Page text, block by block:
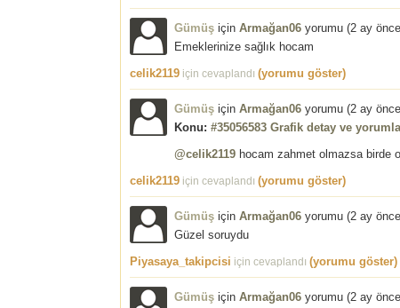
Gümüş için Armağan06 yorumu (2 ay önce
Emeklerinize sağlık hocam
celik2119 için cevaplandı (yorumu göster)
Gümüş için Armağan06 yorumu (2 ay önce
Konu: #35056583 Grafik detay ve
@celik2119 hocam zahmet olmazsa birde
celik2119 için cevaplandı (yorumu göster)
Gümüş için Armağan06 yorumu (2 ay önce
Güzel soruydu
Piyasaya_takipcisi için cevaplandı (yorumu göster)
Gümüş için Armağan06 yorumu (2 ay önce